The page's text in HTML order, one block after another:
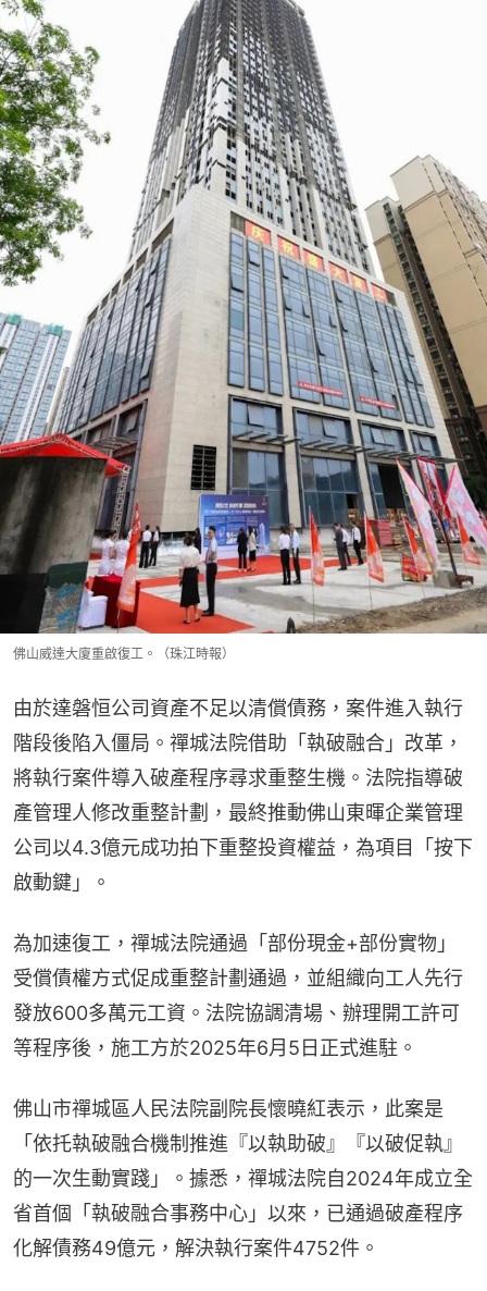
佛山威達大廈重啟復工。（珠江時報）
由於達磐恒公司資產不足以清償債務，案件進入執行
階段後陷入僵局。禪城法院借助「執破融合」改革，
將執行案件導入破產程序尋求重整生機。法院指導破
產管理人修改重整計劃，最終推動佛山東暉企業管理
公司以4.3億元成功拍下重整投資權益，為項目「按下
啟動鍵」。
為加速復工，禪城法院通過「部份現金+部份實物」
受償債權方式促成重整計劃通過，並組織向工人先行
發放600多萬元工資。法院協調清場、辦理開工許可
等程序後，施工方於2025年6月5日正式進駐。
佛山市禪城區人民法院副院長懷曉紅表示，此案是
「依托執破融合機制推進『以執助破』『以破促執』
的一次生動實踐」。據悉，禪城法院自2024年成立全
省首個「執破融合事務中心」以來，已通過破產程序
化解債務49億元，解決執行案件4752件。